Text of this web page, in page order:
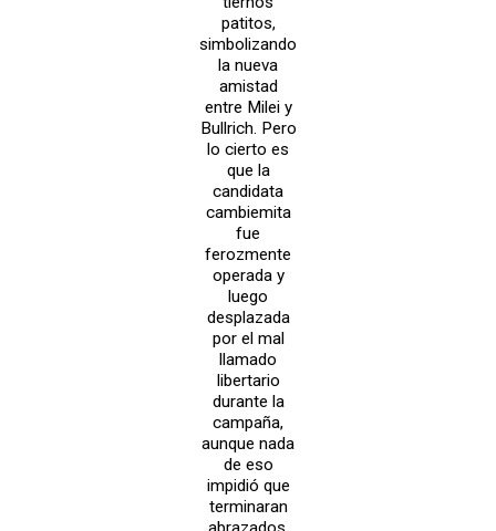
patitos,
simbolizando
la nueva
amistad
entre Milei y
Bullrich. Pero
lo cierto es
que la
candidata
cambiemita
fue
ferozmente
operada y
luego
desplazada
por el mal
llamado
libertario
durante la
campaña,
aunque nada
de eso
impidió que
terminaran